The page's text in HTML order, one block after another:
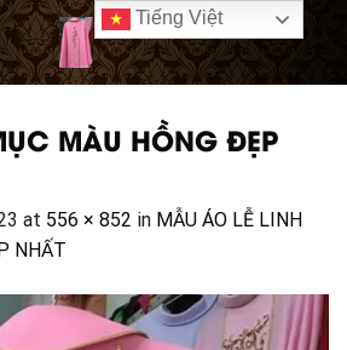
MÀU HỒNG ĐẸP
at 556 × 852 in MẪU ÁO LỄ LINH
NHẤT
Tiếng Việt